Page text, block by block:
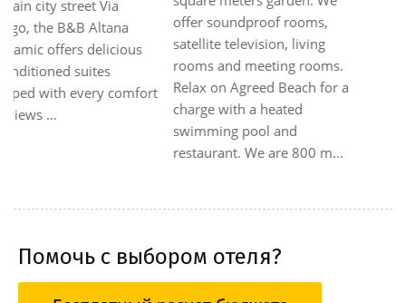
the hotel. The hotel is an
ideal starting point for
travelling around the city
area by car. From the hotel,
guests have easy
connections to the cities of
Pisa,...
Помочь с выбором отеля?